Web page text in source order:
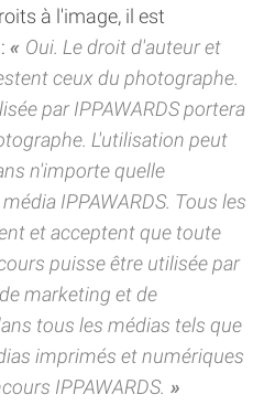
à l'image, il est
:
Oui. Le droit d'auteur et
ceux du photographe.
par IPPAWARDS portera
L'utilisation peut
n'importe quelle
IPPAWARDS. Tous les
et acceptent que toute
puisse être utilisée par
marketing et de
tous les médias tels que
imprimés et numériques
IPPAWARDS.